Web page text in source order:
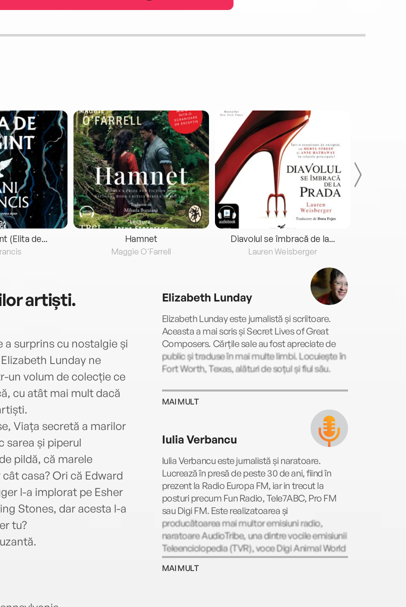
(Elita de... Hamnet
Maggie O'Farrell
Diavolul se îmbracă de la...
Lauren Weisberger
artiști.
surprins cu nostalgie și
Lunday ne
un volum de colecție ce
cu atât mai mult dacă
Viața secretă a marilor
sarea și piperul
pildă, că marele
casa? Ori că Edward
l-a implorat pe Esher
Stones, dar acesta l-a
tu?
Elizabeth Lunday
Elizabeth Lunday este jurnalistă și scriitoare.
Aceasta a mai scris și Secret Lives of Great
Composers. Cărțile sale au fost apreciate de
public și traduse în mai multe limbi. Locuiește în
Fort Worth, Texas, alături de soțul și fiul său.
MAI MULT
Iulia Verbancu
Iulia Verbancu este jurnalistă și naratoare.
Lucrează în presă de peste 30 de ani, fiind în
prezent la Radio Europa FM, iar in trecut la
posturi precum Fun Radio, Tele7ABC, Pro FM
sau Digi FM. Este realizatoarea și
producătoarea mai multor emisiuni radio,
naratoare AudioTribe, una dintre vocile emisiunii
Teleenciclopedia (TVR), voce Digi Animal World
și copywriter. Iar de câte ori are timp,
recenzează cu drag cărți pentru blogul
MAI MULT